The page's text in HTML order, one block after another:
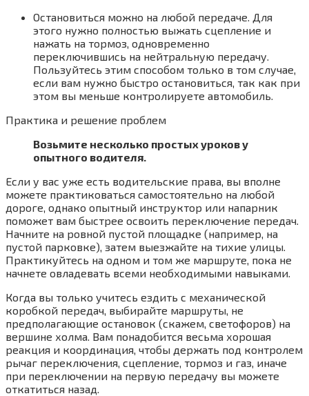
Остановиться можно на любой передаче. Для
этого нужно полностью выжать сцепление и
нажать на тормоз, одновременно
переключившись на нейтральную передачу.
Пользуйтесь этим способом только в том случае,
если вам нужно быстро остановиться, так как при
этом вы меньше контролируете автомобиль.
Практика и решение проблем
Возьмите несколько простых уроков у
опытного водителя.
Если у вас уже есть водительские права, вы вполне
можете практиковаться самостоятельно на любой
дороге, однако опытный инструктор или напарник
поможет вам быстрее освоить переключение передач.
Начните на ровной пустой площадке (например, на
пустой парковке), затем выезжайте на тихие улицы.
Практикуйтесь на одном и том же маршруте, пока не
начнете овладевать всеми необходимыми навыками.
Когда вы только учитесь ездить с механической
коробкой передач, выбирайте маршруты, не
предполагающие остановок (скажем, светофоров) на
вершине холма. Вам понадобится весьма хорошая
реакция и координация, чтобы держать под контролем
рычаг переключения, сцепление, тормоз и газ, иначе
при переключении на первую передачу вы можете
откатиться назад.